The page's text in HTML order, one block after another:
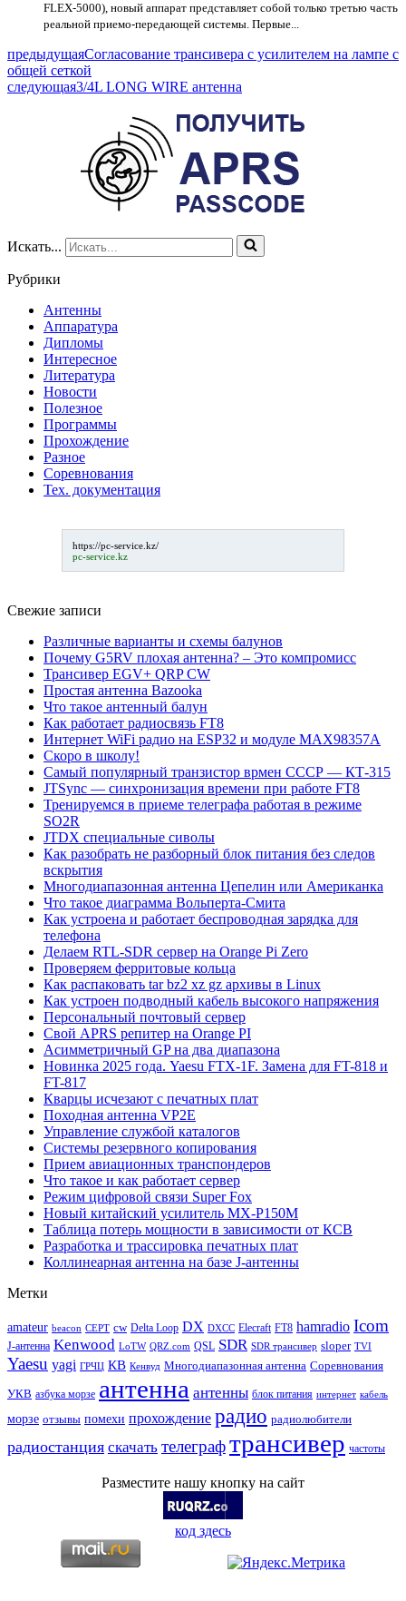
FLEX-5000), новый аппарат представляет собой только третью часть
реальной приемо-передающей системы. Первые...
предыдущаяСогласование трансивера с усилителем на лампе с
общей сеткой
следующая3/4L LONG WIRE антенна
Искать...
Рубрики
Антенны
Аппаратура
Дипломы
Интересное
Литература
Новости
Полезное
Программы
Прохождение
Разное
Соревнования
Тех. документация
https://pc-service.kz/
pc-service.kz
Свежие записи
Различные варианты и схемы балунов
Почему G5RV плохая антенна? – Это компромисс
Трансивер EGV+ QRP CW
Простая антенна Bazooka
Что такое антенный балун
Как работает радиосвязь FT8
Интернет WiFi радио на ESP32 и модуле MAX98357A
Скоро в школу!
Самый популярный транзистор врмен СССР — КТ-315
JTSync — синхронизация времени при работе FT8
Тренируемся в приеме телеграфа работая в режиме
SO2R
JTDX специальные сиволы
Как разобрать не разборный блок питания без следов
вскрытия
Многодиапазонная антенна Цепелин или Американка
Что такое диаграмма Вольперта-Смита
Как устроена и работает беспроводная зарядка для
телефона
Делаем RTL-SDR сервер на Orange Pi Zero
Проверяем ферритовые кольца
Как распаковать tar bz2 xz gz архивы в Linux
Как устроен подводный кабель высокого напряжения
Персональный почтовый сервер
Свой APRS репитер на Orange PI
Асимметричный GP на два диапазона
Новинка 2025 года. Yaesu FTX-1F. Замена для FT-818 и
FT-817
Кварцы исчезают с печатных плат
Походная антенна VP2E
Управление службой каталогов
Системы резервного копирования
Прием авиационных транспондеров
Что такое и как работает сервер
Режим цифровой связи Super Fox
Новый китайский усилитель MX-P150M
Таблица потерь мощности в зависимости от КСВ
Разработка и трассировка печатных плат
Коллинеарная антенна на базе J-антенны
Метки
amateur beacon CEPT cw Delta Loop DX DXCC Elecraft FT8 hamradio Icom
J-антенна Kenwood LoTW QRZ.com QSL SDR SDR трансивер sloper TVI
Yaesu yagi ГРЧЦ КВ Кенвуд Многодиапазонная антенна Соревнования
УКВ азбука морзе антенна антенны блок питания интернет кабель
морзе отзывы помехи прохождение радио радиолюбители
радиостанция скачать телеграфтрансивер частоты
Разместите нашу кнопку на сайт
код здесь